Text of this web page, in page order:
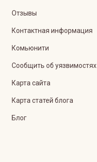
Отзывы
Контактная информация
Комьюнити
Сообщить об уязвимостях
Карта сайта
Карта статей блога
Блог